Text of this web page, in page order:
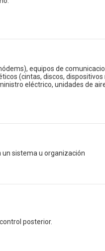
equipos de
(cintas, discos,
eléctrico, unidades de
un sistema u organización
posterior.